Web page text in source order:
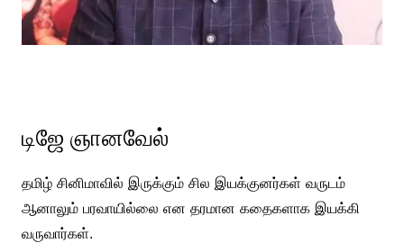
டிஜே ஞானவேல்
தமிழ் சினிமாவில் இருக்கும் சில இயக்குனர்கள் வருடம்
ஆனாலும் பரவாயில்லை என தரமான கதைகளாக இயக்கி
வருவார்கள்.